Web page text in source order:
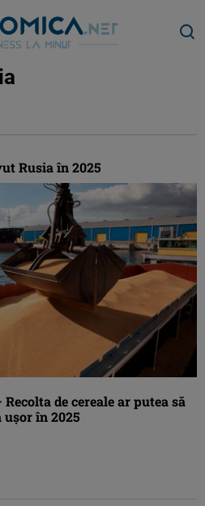
Rusia în 2025
Recolta de cereale ar putea să
uşor în 2025